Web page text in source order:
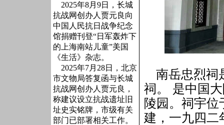
2025年8月9日，长城
抗战网创办人贾元良向
中国人民抗日战争纪念
馆捐赠刊登“日军轰炸下
的上海南站儿童”美国
《生活》杂志。
2025年7月28日，北京
市文物局答复函与长城
抗战网创办人贾元良，
称建议设立抗战遗址旧
址史实铭牌，市级有关
部门已部署相关工作。
南岳忠烈祠
祠。
是中国
陵园。 祠宇位
建，一九四二